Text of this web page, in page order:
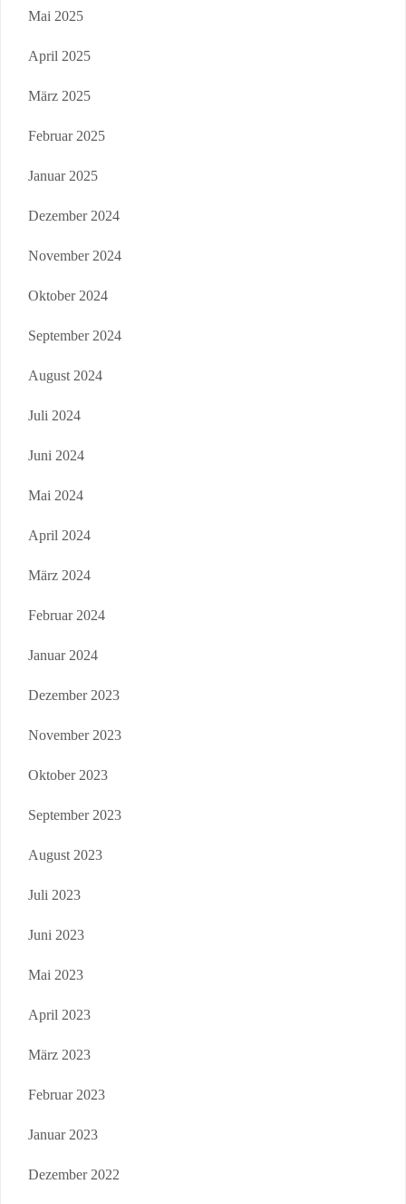
Mai 2025
April 2025
März 2025
Februar 2025
Januar 2025
Dezember 2024
November 2024
Oktober 2024
September 2024
August 2024
Juli 2024
Juni 2024
Mai 2024
April 2024
März 2024
Februar 2024
Januar 2024
Dezember 2023
November 2023
Oktober 2023
September 2023
August 2023
Juli 2023
Juni 2023
Mai 2023
April 2023
März 2023
Februar 2023
Januar 2023
Dezember 2022